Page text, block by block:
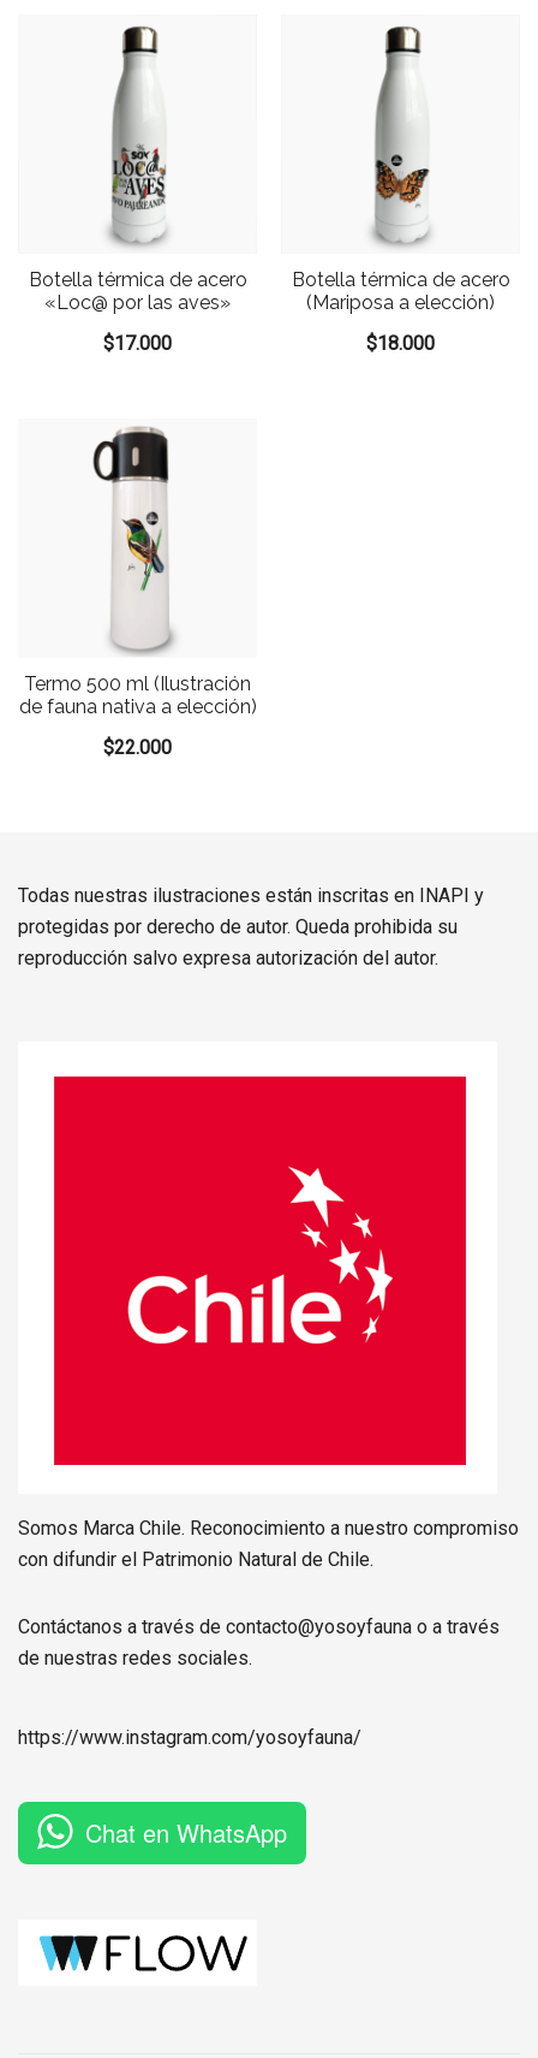
Botella térmica de acero
«Loc@ por las aves»
$17.000
Botella térmica de acero
(Mariposa a elección)
$18.000
Termo 500 ml (Ilustración
de fauna nativa a elección)
$22.000
Todas nuestras ilustraciones están inscritas en INAPI y
protegidas por derecho de autor. Queda prohibida su
reproducción salvo expresa autorización del autor.
Somos Marca Chile. Reconocimiento a nuestro compromiso
con difundir el Patrimonio Natural de Chile.
Contáctanos a través de contacto@yosoyfauna o a través
de nuestras redes sociales.
https://www.instagram.com/yosoyfauna/
Chat en WhatsApp